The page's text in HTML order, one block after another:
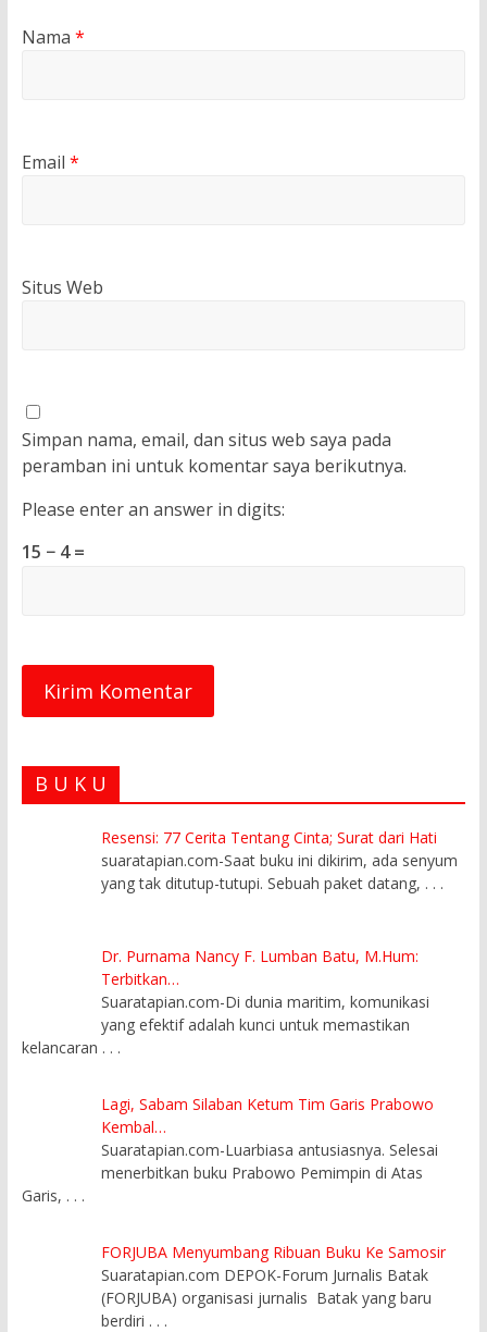
Nama *
Email *
Situs Web
Simpan nama, email, dan situs web saya pada
peramban ini untuk komentar saya berikutnya.
Please enter an answer in digits:
15 − 4 =
B U K U
Resensi: 77 Cerita Tentang Cinta; Surat dari Hati
suaratapian.com-Saat buku ini dikirim, ada senyum
yang tak ditutup-tutupi. Sebuah paket datang, . . .
Dr. Purnama Nancy F. Lumban Batu, M.Hum:
Terbitkan…
Suaratapian.com-Di dunia maritim, komunikasi
yang efektif adalah kunci untuk memastikan
kelancaran . . .
Lagi, Sabam Silaban Ketum Tim Garis Prabowo
Kembal…
Suaratapian.com-Luarbiasa antusiasnya. Selesai
menerbitkan buku Prabowo Pemimpin di Atas
Garis, . . .
FORJUBA Menyumbang Ribuan Buku Ke Samosir
Suaratapian.com DEPOK-Forum Jurnalis Batak
(FORJUBA) organisasi jurnalis Batak yang baru
berdiri . . .